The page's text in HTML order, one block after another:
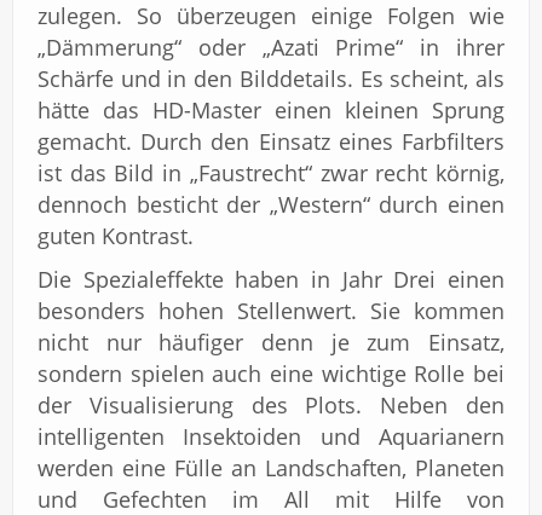
zulegen. So überzeugen einige Folgen wie
„Dämmerung“ oder „Azati Prime“ in ihrer
Schärfe und in den Bilddetails. Es scheint, als
hätte das HD-Master einen kleinen Sprung
gemacht. Durch den Einsatz eines Farbfilters
ist das Bild in „Faustrecht“ zwar recht körnig,
dennoch besticht der „Western“ durch einen
guten Kontrast.
Die Spezialeffekte haben in Jahr Drei einen
besonders hohen Stellenwert. Sie kommen
nicht nur häufiger denn je zum Einsatz,
sondern spielen auch eine wichtige Rolle bei
der Visualisierung des Plots. Neben den
intelligenten Insektoiden und Aquarianern
werden eine Fülle an Landschaften, Planeten
und Gefechten im All mit Hilfe von